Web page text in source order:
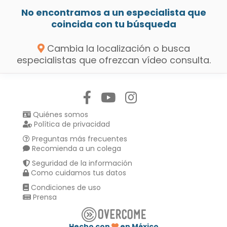
No encontramos a un especialista que
coincida con tu búsqueda
Cambia la localización o busca
especialistas que ofrezcan vídeo consulta.
Quiénes somos
Política de privacidad
Preguntas más frecuentes
Recomienda a un colega
Seguridad de la información
Como cuidamos tus datos
Condiciones de uso
Prensa